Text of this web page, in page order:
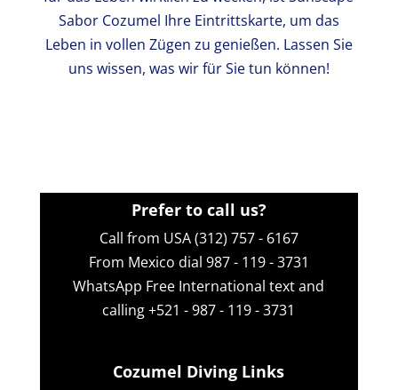
Sabor Cozumel Ihre Eintrittskarte, um das
Leben in vollen Zügen zu genießen. Lassen Sie
uns wissen, was wir für Sie tun können!
Prefer to call us?
Call from USA (312) 757 - 6167
From Mexico dial 987 - 119 - 3731
WhatsApp Free International text and
calling +521 - 987 - 119 - 3731
Cozumel Diving Links